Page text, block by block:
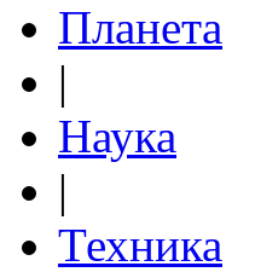
Планета
|
Наука
|
Техника